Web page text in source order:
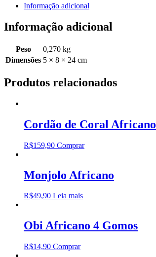
Informação adicional
Informação adicional
Peso
0,270 kg
Dimensões 5 × 8 × 24 cm
Produtos relacionados
Cordão de Coral
R$159,90 Comprar
Monjolo Africano
R$49,90 Leia mais
Obi Africano 4 Gomos
R$14,90 Comprar